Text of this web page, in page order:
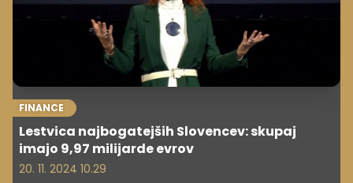
FINANCE
Lestvica najbogatejših Slovencev: skupaj
imajo 9,97 milijarde evrov
20. 11. 2024 10.29